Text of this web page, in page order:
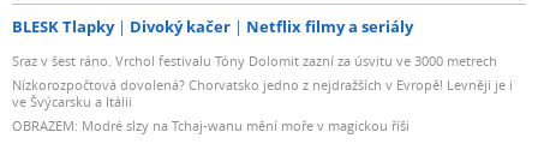
BLESK Tlapky Divoký kačer Netflix filmy a seriály
Sraz v šest ráno. Vrchol festivalu Tóny Dolomit zazní za úsvitu ve 3000 metrech
Nízkorozpočtová dovolená? Chorvatsko jedno z nejdražších v Evropě! Levněji je i
ve Švýcarsku a Itálii
OBRAZEM: Modré slzy na Tchaj-wanu mění moře v magickou říši